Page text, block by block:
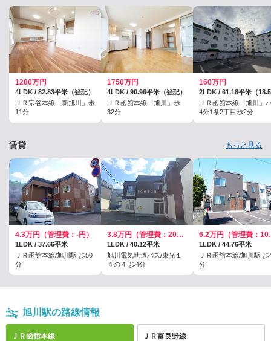
1280万円
4LDK / 82.83平米（登記）
ＪＲ宗谷本線「新旭川」歩
11分
1750万円
4LDK / 90.96平米（登記）
ＪＲ函館本線「旭川」歩
32分
160万円
ＪＲ函館本線「旭川」
4分1条2丁目歩2分
賃貸 もっと見る
4.3万円（管理費：-円）
1LDK / 37.66平米
ＪＲ函館本線/旭川駅 歩50
分
3.8万円（管理費：2000円）
1LDK / 40.12平米
旭川電気軌道バス/東光１
４の４ 歩4分
6.2
1LDK / 44.76平米
ＪＲ函館本線/旭川駅 歩
分
旭川駅の路線情報
ＪＲ函館本線 ＪＲ富良野線